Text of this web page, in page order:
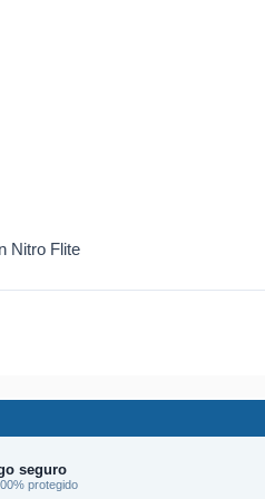
Nitro Flite
seguro
protegido